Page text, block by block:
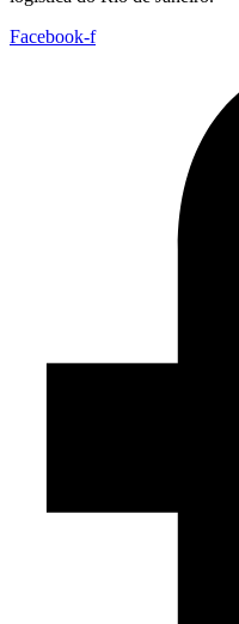
Facebook-f